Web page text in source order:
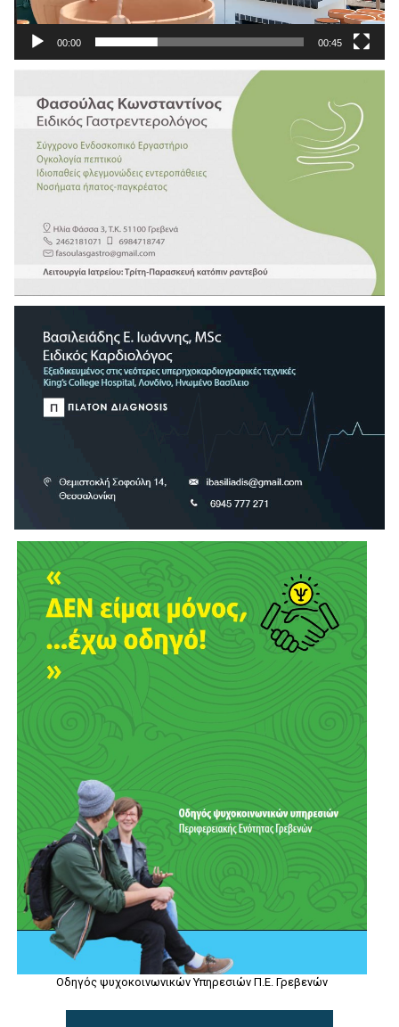
00:00 00:45
Οδηγός ψυχοκοινωνικών Υπηρεσιών Π.Ε. Γρεβενών